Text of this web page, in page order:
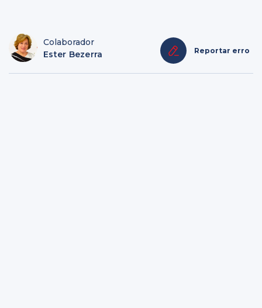
Colaborador
Ester Bezerra
Reportar erro